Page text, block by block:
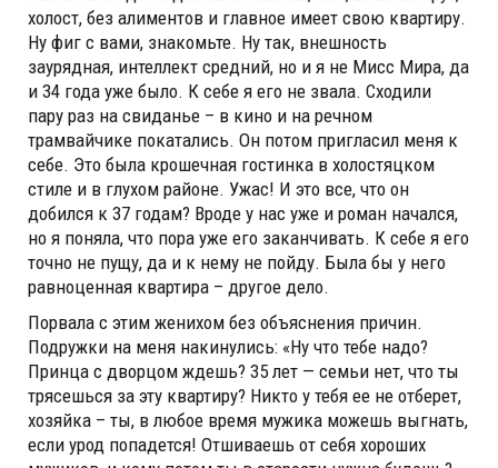
холост, без алиментов и главное имеет свою квартиру.
Ну фиг с вами, знакомьте. Ну так, внешность
заурядная, интеллект средний, но и я не Мисс Мира, да
и 34 года уже было. К себе я его не звала. Сходили
пару раз на свиданье – в кино и на речном
трамвайчике покатались. Он потом пригласил меня к
себе. Это была крошечная гостинка в холостяцком
стиле и в глухом районе. Ужас! И это все, что он
добился к 37 годам? Вроде у нас уже и роман начался,
но я поняла, что пора уже его заканчивать. К себе я его
точно не пущу, да и к нему не пойду. Была бы у него
равноценная квартира – другое дело.
Порвала с этим женихом без объяснения причин.
Подружки на меня накинулись: «Ну что тебе надо?
Принца с дворцом ждешь? 35 лет — семьи нет, что ты
трясешься за эту квартиру? Никто у тебя ее не отберет,
хозяйка – ты, в любое время мужика можешь выгнать,
если урод попадется! Отшиваешь от себя хороших